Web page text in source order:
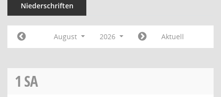
Niederschriften
August 2026 Aktuell
1 SA